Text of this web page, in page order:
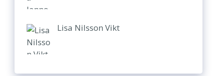
Lisa Nilsson Vikt